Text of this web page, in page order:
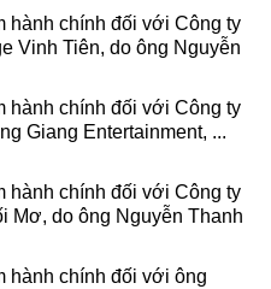
hành chính đối với Công ty
Vinh Tiên, do ông Nguyễn
hành chính đối với Công ty
Giang Entertainment, ...
hành chính đối với Công ty
Mơ, do ông Nguyễn Thanh
hành chính đối với ông